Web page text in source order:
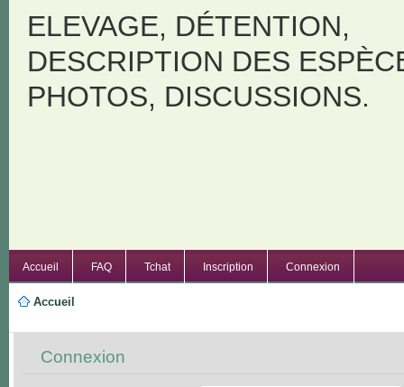
ELEVAGE, DÉTENTION,
DESCRIPTION DES
PHOTOS, DISCUSSIONS.
Accueil FAQ Tchat Inscription Connexion
Accueil
Connexion